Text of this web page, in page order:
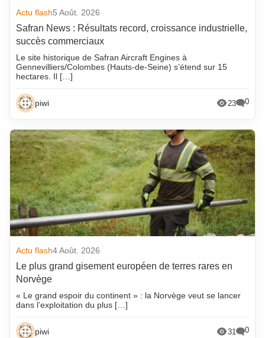
Actu flash5 Août. 2026
Safran News : Résultats record, croissance industrielle,
succès commerciaux
Le site historique de Safran Aircraft Engines à
Gennevilliers/Colombes (Hauts-de-Seine) s’étend sur 15
hectares. Il […]
piwi 23 0
Actu flash4 Août. 2026
Le plus grand gisement européen de terres rares en
Norvège
« Le grand espoir du continent » : la Norvège veut se lancer
dans l’exploitation du plus […]
piwi 31 0